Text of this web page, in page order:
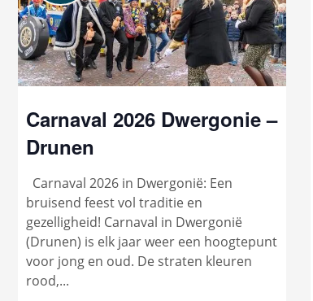
Carnaval 2026 Dwergonie –
Drunen
Carnaval 2026 in Dwergonië: Een
bruisend feest vol traditie en
gezelligheid! Carnaval in Dwergonië
(Drunen) is elk jaar weer een hoogtepunt
voor jong en oud. De straten kleuren
rood,...